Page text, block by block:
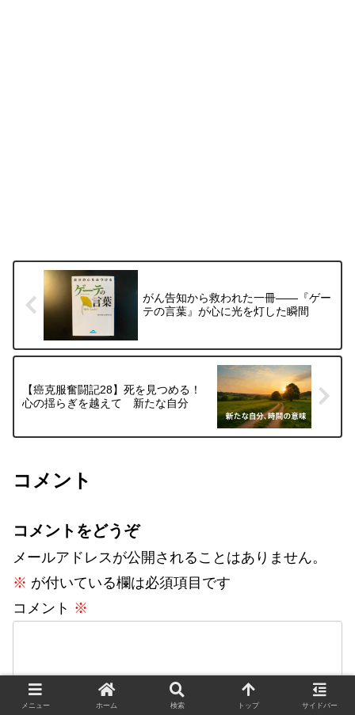
がん告知から救われた一冊――『ゲー
テの言葉』が心に光を灯した瞬間
【癌克服奮闘記28】死を見つめる！
心の揺らぎを越えて 新たな自分
コメント
コメントをどうぞ
メールアドレスが公開されることはありません。
※ が付いている欄は必須項目です
コメント ※
メニュー ホーム 検索 トップ サイドバー